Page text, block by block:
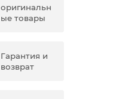
оригинальн
ые товары
Гарантия и
возврат